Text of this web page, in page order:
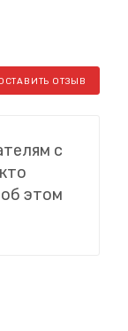
ОТЗЫВ
с
этом